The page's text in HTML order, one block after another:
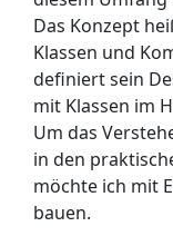
Das Konzept
Klassen und
definiert sein
mit Klassen im
Um das
in den
möchte ich mit
bauen.